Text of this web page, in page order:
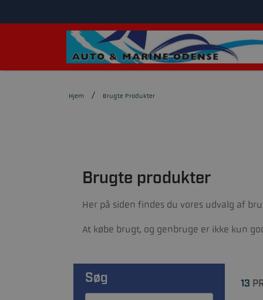
Hjem Brugte Produkter
Brugte produkter
Her på siden findes du vores udvalg af
At købe brugt, og genbruge er ikke kun
Søg 13